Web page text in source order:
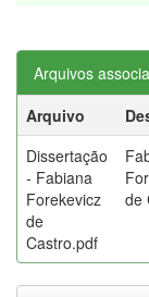
Arquivos
Arquivo
Dissertação
- Fabiana
Forekevicz
de
Castro.pdf
de